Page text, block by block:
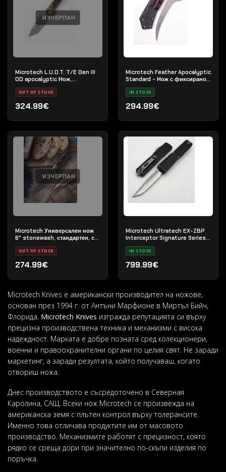
Microtech Knives е американски производител на ножове,
основан през 1994 г. от Антъни Марфионе в Миртъл Бийч,
Флорида. Microtech Knives изгражда репутацията си върху
прецизна производствена техника и механизми с висока
надеждност. Марката е добре позната сред колекционери,
военни и правоохранителни органи по целия свят. Не заради
маркетинг, а заради резултата, който получаваш, когато
отвориш ножа.
Днес производството е съсредоточено в Северная
Каролина, САЩ. Всеки нож Microtech се произвежда на
американска земя с плътен контрол върху толерансите.
Именно това отличава продуктите им от масовото
производство. Механизмите работят с прецизност, която
рядко се среща дори при значително по-скъпи изделия по
поръчка.
ИЗЧЕРПАН
Microtech L.U.D.T. T/E Gen III
OD apocalyptic Нож,
стандартен, цвят- Зелен
OUT OF STOCK
324.99€
Microtech Feather Apocalyptic
Standard - Нож с фиксирано
острие
IN STOCK
294.99€
ИЗЧЕРПАН
Microtech Универсален нож
6" stonewash, стандартен, с
цвят- Черен
OUT OF STOCK
274.99€
Microtech Ultratech EX-ZBP
Interceptor Signature Series
автоматично изваждане
IN STOCK
799.99€